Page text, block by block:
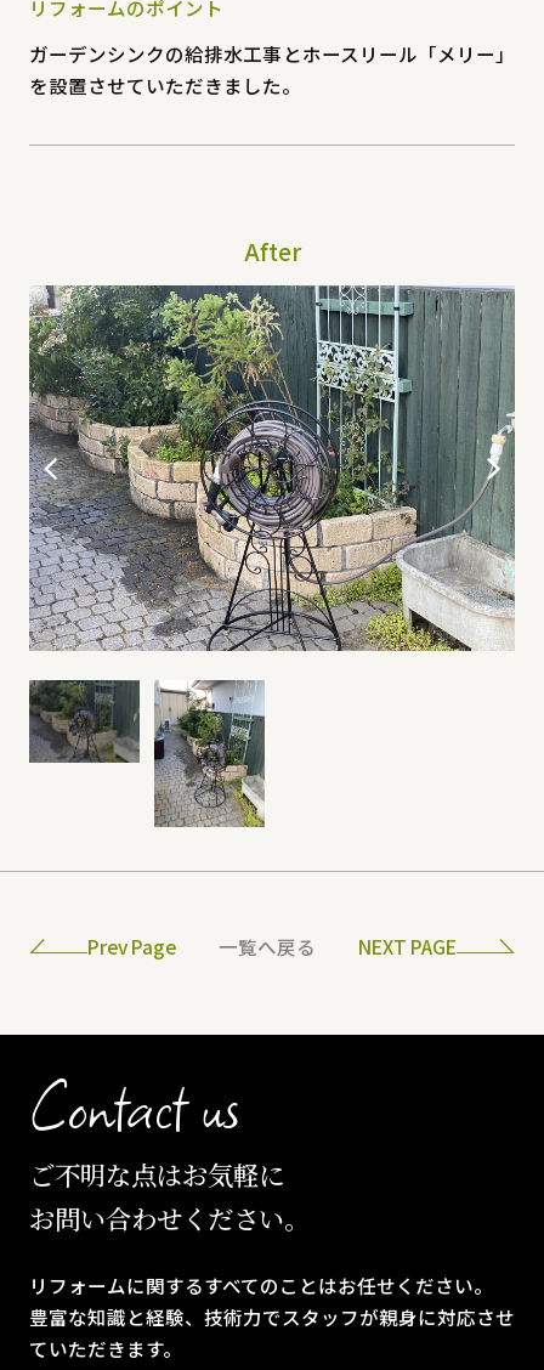
リフォームのポイント
ガーデンシンクの給排水工事とホースリール「メリー」
を設置させていただきました。
After
Prev Page 一覧へ戻る NEXT PAGE
Contact us
ご不明な点はお気軽に
お問い合わせください。
リフォームに関するすべてのことはお任せください。
豊富な知識と経験、技術力でスタッフが親身に対応させ
ていただきます。